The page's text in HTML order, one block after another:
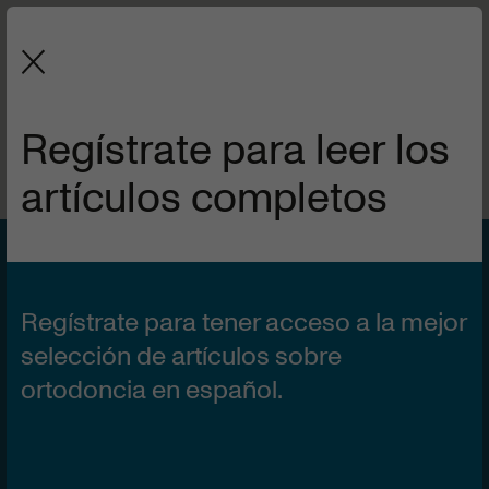
de Ortodoncia y Ortopedia Dentofacial.
La extracción seriada:
Manejo ortodóncico y
aplicación clínica (1ª
Regístrate para leer los
artículos completos
Regístrate para tener acceso a la mejor
selección de artículos sobre
ortodoncia en español.